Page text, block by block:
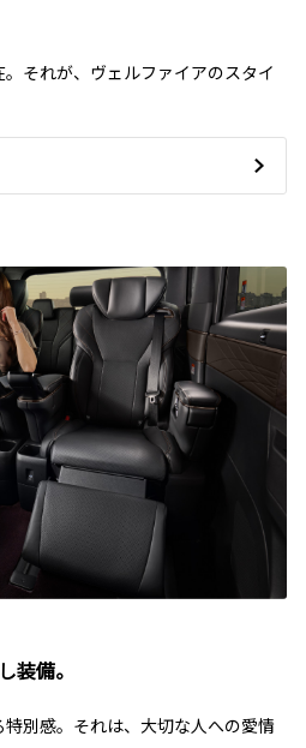
それが、ヴェルファイアのスタイ
装備。
別感。それは、大切な人への愛情